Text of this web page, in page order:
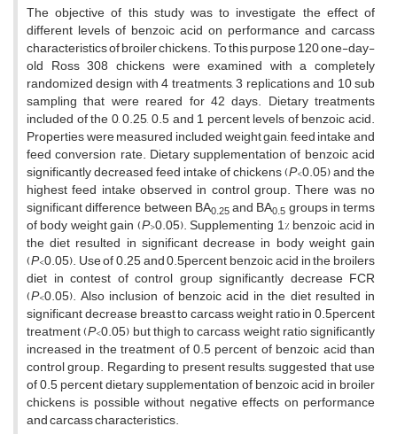
The objective of this study was to investigate the effect of
different levels of benzoic acid on performance and carcass
characteristics of broiler chickens. To this purpose 120 one-day-
old Ross 308 chickens were examined with a completely
randomized design with 4 treatments, 3 replications and 10 sub
sampling that were reared for 42 days. Dietary treatments
included of the 0, 0.25, 0.5 and 1 percent levels of benzoic acid.
Properties were measured included weight gain, feed intake and
feed conversion rate. Dietary supplementation of benzoic acid
significantly decreased feed intake of chickens (P<0.05) and the
highest feed intake observed in control group. There was no
significant difference between BA0.25and BA0.5 groups in terms
of body weight gain (P>0.05). Supplementing 1% benzoic acid in
the diet resulted in significant decrease in body weight gain
(P<0.05). Use of 0.25 and 0.5percent benzoic acid in the broilers
diet in contest of control group significantly decrease FCR
(P<0.05). Also inclusion of benzoic acid in the diet resulted in
significant decrease breast to carcass weight ratio in 0.5percent
treatment (P<0.05) but thigh to carcass weight ratio significantly
increased in the treatment of 0.5 percent of benzoic acid than
control group. Regarding to present results, suggested that use
of 0.5 percent dietary supplementation of benzoic acid in broiler
chickens is possible without negative effects on performance
and carcass characteristics.